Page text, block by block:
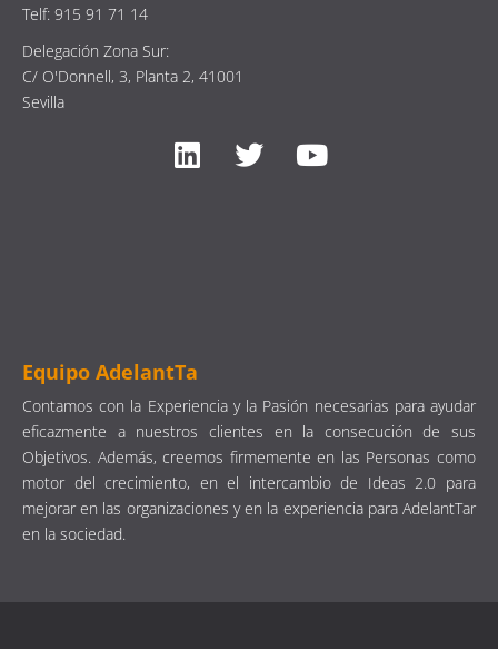
Telf: 915 91 71 14
Delegación Zona Sur:
C/ O'Donnell, 3, Planta 2, 41001
Sevilla
Equipo AdelantTa
Contamos con la Experiencia y la Pasión necesarias para ayudar
eficazmente a nuestros clientes en la consecución de sus
Objetivos. Además, creemos firmemente en las Personas como
motor del crecimiento, en el intercambio de Ideas 2.0 para
mejorar en las organizaciones y en la experiencia para AdelantTar
en la sociedad.